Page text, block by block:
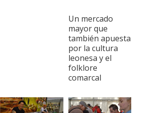
Un mercado
mayor que
también apuesta
por la cultura
leonesa y el
folklore
comarcal